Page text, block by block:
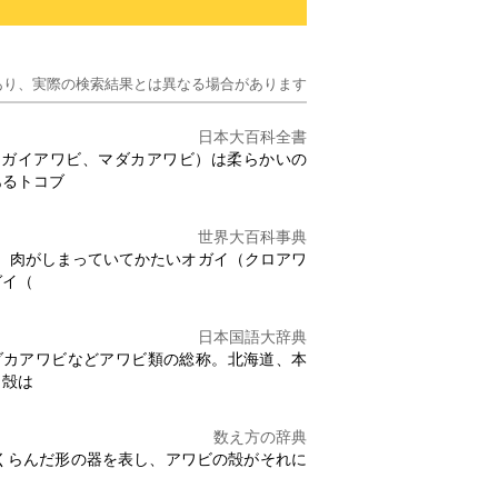
、実際の検索結果とは異なる場合があります
日本大百科全書
イアワビ 、マダカ アワビ）は柔らかいの
トコブ
世界大百科事典
がしまっていてかたいオガイ（クロアワ
（
日本国語大辞典
アワビなどアワビ類の総称。北海道、本
は
数え方の辞典
んだ形の器を表し、 アワビの殻がそれに